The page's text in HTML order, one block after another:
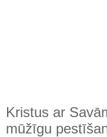
Kristus ar
mūžīgu